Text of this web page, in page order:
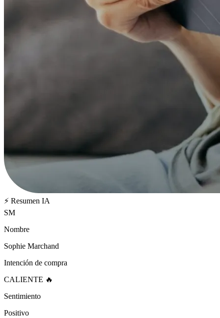
⚡ Resumen IA
SM
Nombre
Sophie Marchand
Intención de compra
CALIENTE 🔥
Sentimiento
Positivo